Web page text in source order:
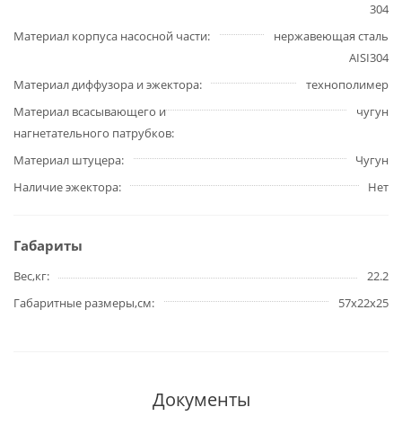
304
Материал корпуса насосной части
нержавеющая сталь
AISI304
Материал диффузора и эжектора
технополимер
Материал всасывающего и
нагнетательного патрубков
чугун
Материал штуцера
Чугун
Наличие эжектора
Нет
Габариты
Вес,кг
22.2
Габаритные размеры,см
57х22х25
Документы